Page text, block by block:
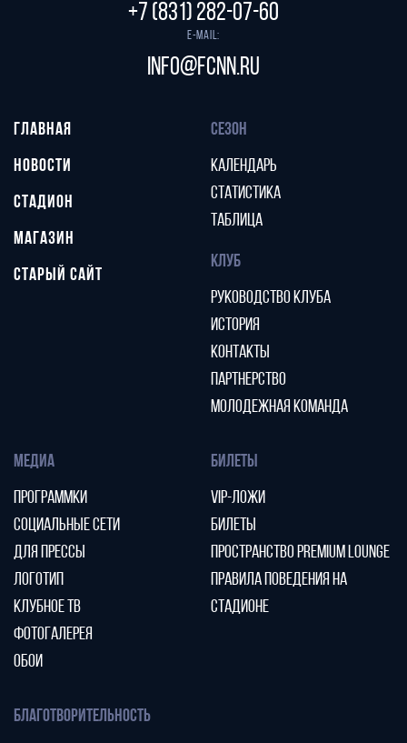
+7 (831) 282-07-60
E-mail:
info@fcnn.ru
ГЛАВНАЯ
НОВОСТИ
СТАДИОН
МАГАЗИН
СТАРЫЙ САЙТ
СЕЗОН
КАЛЕНДАРЬ
СТАТИСТИКА
ТАБЛИЦА
КЛУБ
РУКОВОДСТВО КЛУБА
ИСТОРИЯ
КОНТАКТЫ
ПАРТНЕРСТВО
МОЛОДЕЖНАЯ КОМАНДА
МЕДИА
ПРОГРАММКИ
СОЦИАЛЬНЫЕ СЕТИ
ДЛЯ ПРЕССЫ
ЛОГОТИП
КЛУБНОЕ ТВ
ФОТОГАЛЕРЕЯ
ОБОИ
БИЛЕТЫ
VIP-ЛОЖИ
БИЛЕТЫ
ПРОСТРАНСТВО PREMIUM LOUNGE
ПРАВИЛА ПОВЕДЕНИЯ НА
СТАДИОНЕ
БЛАГОТВОРИТЕЛЬНОСТЬ